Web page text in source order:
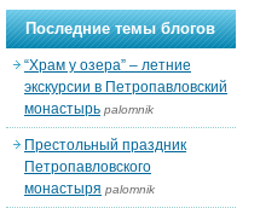
Последние темы блогов
“Храм у озера” – летние
экскурсии в Петропавловский
монастырь palomnik
Престольный праздник
Петропавловского
монастыря palomnik